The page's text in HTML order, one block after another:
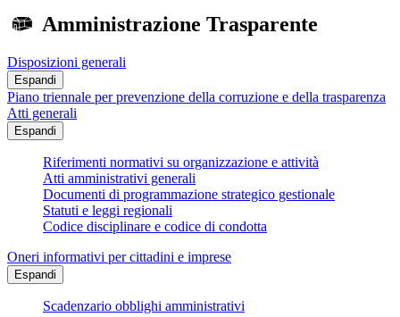
Amministrazione Trasparente
Disposizioni generali
Espandi
Piano triennale per prevenzione della corruzione e della trasparenza
Atti generali
Espandi
Riferimenti normativi su organizzazione e attività
Atti amministrativi generali
Documenti di programmazione strategico gestionale
Statuti e leggi regionali
Codice disciplinare e codice di condotta
Oneri informativi per cittadini e imprese
Espandi
Scadenzario obblighi amministrativi